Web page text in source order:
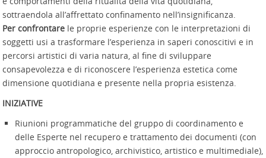
sottraendola all’affrettato confinamento nell’insignificanza.
Per confrontare le proprie esperienze con le interpretazioni di
soggetti usi a trasformare l’esperienza in saperi conoscitivi e in
percorsi artistici di varia natura, al fine di sviluppare
consapevolezza e di riconoscere l’esperienza estetica come
dimensione quotidiana e presente nella propria esistenza.
INIZIATIVE
Riunioni programmatiche del gruppo di coordinamento e
delle Esperte nel recupero e trattamento dei documenti (con
approccio antropologico, archivistico, artistico e multimediale),